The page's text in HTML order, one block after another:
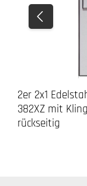
2er 2x1
382XZ mit
rückseitig